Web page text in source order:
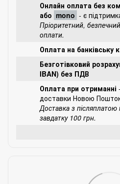
Онлайн оплата без
або mono - є
Пріоритетний,
оплати.
Оплата на банківську
Безготівковий
IBAN) без ПДВ
Оплата при отриманні
доставки Новою
Доставка з
завдатку 100 грн.